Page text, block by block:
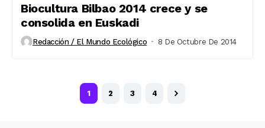
Biocultura Bilbao 2014 crece y se
consolida en Euskadi
Redacción / El Mundo Ecológico 8 De Octubre De 2014
1 2 3 4